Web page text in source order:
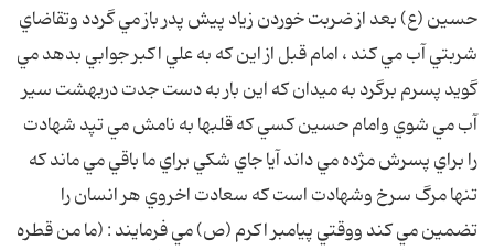
حسين (ع) بعد از ضربت خوردن زياد پيش پدر باز مي گردد وتقاضاي
شربتي آب مي كند ، امام قبل از اين كه به علي اكبر جوابي بدهد مي
گويد پسرم برگرد به ميدان كه اين بار به دست جدت دربهشت سير
آب مي شوي وامام حسين كسي كه قلبها به نامش مي تپد شهادت
را براي پسرش مژده مي داند آيا جاي شكي براي ما باقي مي ماند كه
تنها مرگ سرخ وشهادت است كه سعادت اخروي هر انسان را
تضمين مي كند ووقتي پيامبر اكرم (ص) مي فرمايند : (ما من قطره